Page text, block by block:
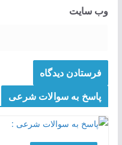
وب‌ سایت
پاسخ به سوالات شرعی